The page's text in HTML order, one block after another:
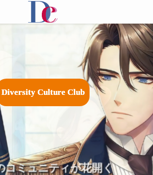
Diversity Culture Club
る祭りやイベントで